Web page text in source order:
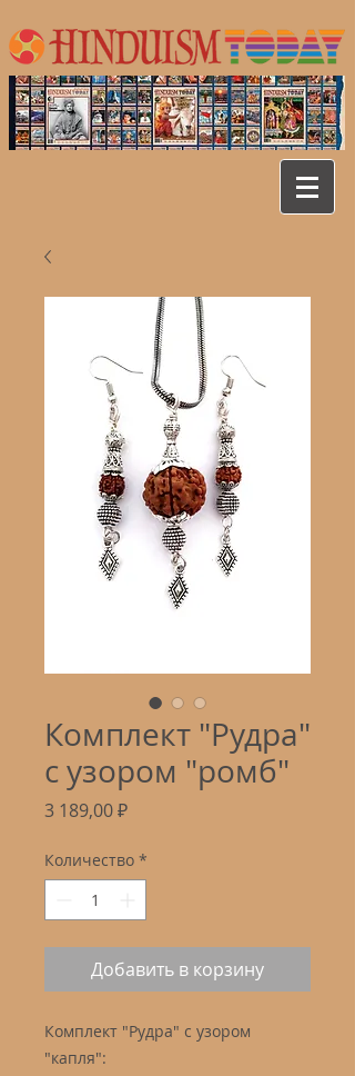
Комплект "Рудра"
с узором "ромб"
3 189,00 ₽Цена
Количество *
Добавить в корзину
Комплект "Рудра" с узором
"капля":